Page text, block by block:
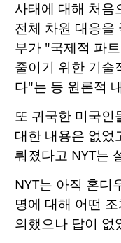
사태에 대해 처음
전체 차원 대응을
부가 "국제적 파
줄이기 위한 기술
다"는 등 원론적
또 귀국한 미국인
대한 내용은 없었
뤄졌다고 NYT는
NYT는 아직 혼디
명에 대해 어떤
의했으나 답이 없